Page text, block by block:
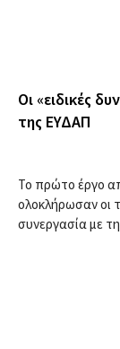
Οι «ειδικές
της ΕΥΔΑΠ
Το πρώτο έργο
ολοκλήρωσαν οι
συνεργασία με